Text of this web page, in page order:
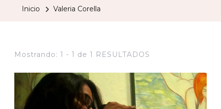
Inicio Valeria Corella
Mostrando: 1 - 1 de 1 RESULTADOS